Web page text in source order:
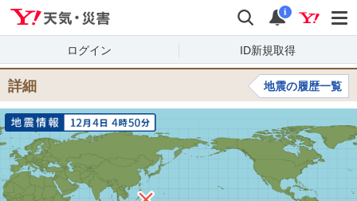
検索 通知
i
ログイン ID新規取得
詳細 地震の履歴一覧